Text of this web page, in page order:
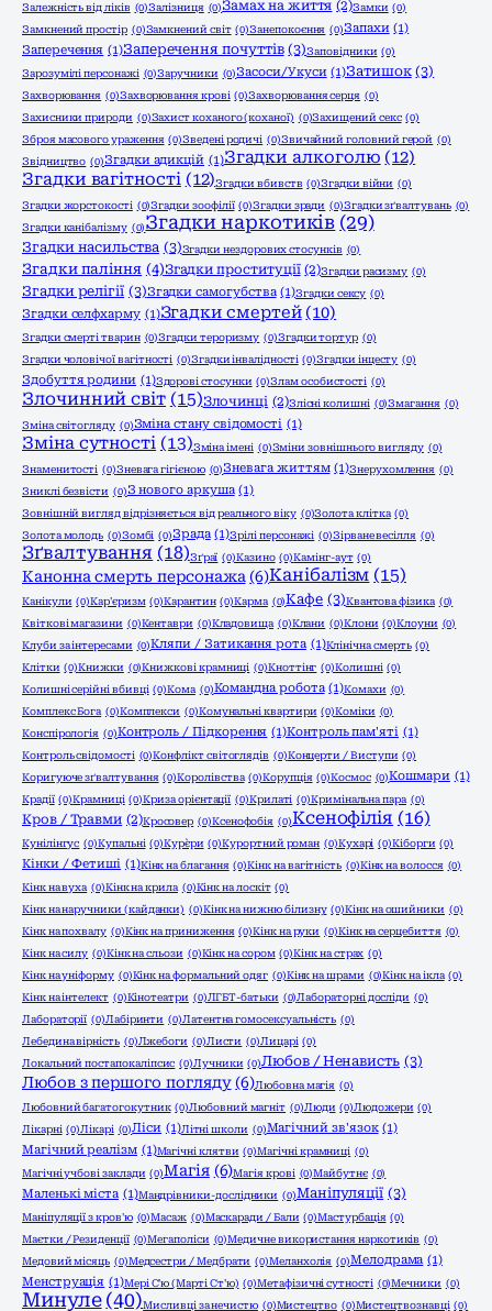
Залежність від ліків (0)Залізниця (0)Замах на життя (2)Замки (0)
Замкнений простір (0)Замкнений світ (0)Занепокоєння (0)Запахи (1)
Заперечення (1)Заперечення почуттів (3)Заповідники (0)
Зарозумілі персонажі (0)Заручники (0)Засоси/Укуси (1)Затишок (3)
Захворювання (0)Захворювання крові (0)Захворювання серця (0)
Захисники природи (0)Захист коханого (коханої) (0)Захищений секс (0)
Зброя масового ураження (0)Зведені родичі (0)Звичайний головний герой (0)
Звідництво (0)Згадки адикцій (1)Згадки алкоголю (12)
Згадки вагітності (12)Згадки вбивств (0)Згадки війни (0)
Згадки жорстокості (0)Згадки зоофілії (0)Згадки зради (0)Згадки зґвалтувань (0)
Згадки канібалізму (0)Згадки наркотиків (29)
Згадки насильства (3)Згадки нездорових стосунків (0)
Згадки паління (4)Згадки проституції (2)Згадки расизму (0)
Згадки релігії (3)Згадки самогубства (1)Згадки сексу (0)
Згадки селфхарму (1)Згадки смертей (10)
Згадки смерті тварин (0)Згадки тероризму (0)Згадки тортур (0)
Згадки чоловічої вагітності (0)Згадки інвалідності (0)Згадки інцесту (0)
Здобуття родини (1)Здорові стосунки (0)Злам особистості (0)
Злочинний світ (15)Злочинці (2)Злісні колишні (0)Змагання (0)
Зміна світогляду (0)Зміна стану свідомості (1)
Зміна сутності (13)Зміна імені (0)Зміни зовнішнього вигляду (0)
Знаменитості (0)Зневага гігієною (0)Зневага життям (1)Знерухомлення (0)
Зниклі безвісти (0)З нового аркуша (1)
Зовнішній вигляд відрізняється від реального віку (0)Золота клітка (0)
Золота молодь (0)Зомбі (0)Зрада (1)Зрілі персонажі (0)Зірване весілля (0)
Зґвалтування (18)Зґраї (0)Казино (0)Камінг-аут (0)
Канонна смерть персонажа (6)Канібалізм (15)
Канікули (0)Кар'єризм (0)Карантин (0)Карма (0)Кафе (3)Квантова фізика (0)
Квіткові магазини (0)Кентаври (0)Кладовища (0)Клани (0)Клони (0)Клоуни (0)
Клуби за інтересами (0)Кляпи / Затикання рота (1)Клінічна смерть (0)
Клітки (0)Книжки (0)Книжкові крамниці (0)Кноттінг (0)Колишні (0)
Колишні серійні вбивці (0)Кома (0)Командна робота (1)Комахи (0)
Комплекс Бога (0)Комплекси (0)Комунальні квартири (0)Коміки (0)
Конспірологія (0)Контроль / Підкорення (1)Контроль пам'яті (1)
Контроль свідомості (0)Конфлікт світоглядів (0)Концерти / Виступи (0)
Коригуюче зґвалтування (0)Королівства (0)Корупція (0)Космос (0)Кошмари (1)
Крадії (0)Крамниці (0)Криза орієнтації (0)Крилаті (0)Кримінальна пара (0)
Кров / Травми (2)Кросовер (0)Ксенофобія (0)Ксенофілія (16)
Кунілінгус (0)Купальні (0)Кур`єри (0)Курортний роман (0)Кухарі (0)Кіборги (0)
Кінки / Фетиші (1)Кінк на благання (0)Кінк на вагітність (0)Кінк на волосся (0)
Кінк на вуха (0)Кінк на крила (0)Кінк на лоскіт (0)
Кінк на наручники (кайданки) (0)Кінк на нижню білизну (0)Кінк на ошийники (0)
Кінк на похвалу (0)Кінк на приниження (0)Кінк на руки (0)Кінк на серцебиття (0)
Кінк на силу (0)Кінк на сльози (0)Кінк на сором (0)Кінк на страх (0)
Кінк на уніформу (0)Кінк на формальний одяг (0)Кінк на шрами (0)Кінк на ікла (0)
Кінк на інтелект (0)Кінотеатри (0)ЛГБТ-батьки (0)Лабораторні досліди (0)
Лабораторії (0)Лабіринти (0)Латентна гомосексуальність (0)
Лебедина вірність (0)Лжебоги (0)Листи (0)Лицарі (0)
Локальний постапокаліпсис (0)Лучники (0)Любов / Ненависть (3)
Любов з першого погляду (6)Любовна магія (0)
Любовний багатогокутник (0)Любовний магніт (0)Люди (0)Людожери (0)
Лікарні (0)Лікарі (0)Ліси (1)Літні школи (0)Магічний зв'язок (1)
Магічний реалізм (1)Магічні клятви (0)Магічні крамниці (0)
Магічні учбові заклади (0)Магія (6)Магія крові (0)Майбутнє (0)
Маленькі міста (1)Мандрівники-дослідники (0)Маніпуляції (3)
Маніпуляції з кров'ю (0)Масаж (0)Маскаради / Бали (0)Мастурбація (0)
Маєтки / Резиденції (0)Мегаполіси (0)Медичне використання наркотиків (0)
Медовий місяць (0)Медсестри / Медбрати (0)Меланхолія (0)Мелодрама (1)
Менструація (1)Мері С'ю (Марті Ст'ю) (0)Метафізичні сутності (0)Мечники (0)
Минуле (40)Мисливці за нечистю (0)Мистецтво (0)Мистецтвознавці (0)